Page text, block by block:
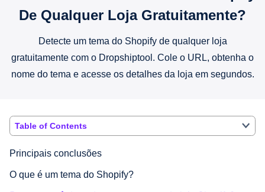
De Qualquer Loja Gratuitamente?
Detecte um tema do Shopify de qualquer loja
gratuitamente com o Dropshiptool. Cole o URL, obtenha o
nome do tema e acesse os detalhes da loja em segundos.
Table of Contents
Principais conclusões
O que é um tema do Shopify?